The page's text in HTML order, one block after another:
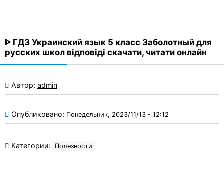
ᐈ ГДЗ Украинский язык 5 класс Заболотный для
русских школ відповіді скачати, читати онлайн
Автор: admin
Опубликовано: Понедельник, 2023/11/13 - 12:12
Категории: Полезности